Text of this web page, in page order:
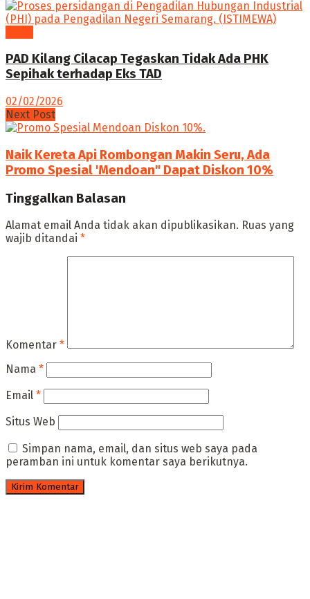
PAD Kilang Cilacap Tegaskan Tidak Ada PHK
Sepihak terhadap Eks TAD
02/02/2026
Next Post
Naik Kereta Api Rombongan Makin Seru, Ada
Promo Spesial 'Mendoan" Dapat Diskon 10%
Tinggalkan Balasan
Alamat email Anda tidak akan dipublikasikan. Ruas yang
wajib ditandai *
Komentar *
Nama *
Email *
Situs Web
Simpan nama, email, dan situs web saya pada
peramban ini untuk komentar saya berikutnya.